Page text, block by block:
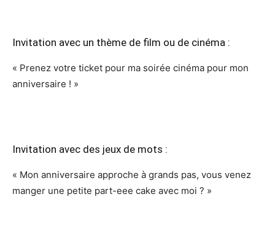
Invitation avec un thème de film ou de cinéma :
« Prenez votre ticket pour ma soirée cinéma pour mon
anniversaire ! »
Invitation avec des jeux de mots :
« Mon anniversaire approche à grands pas, vous venez
manger une petite part-eee cake avec moi ? »